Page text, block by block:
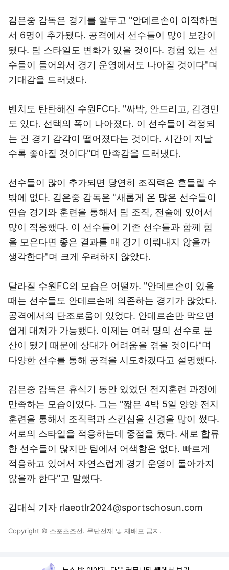
김은중 감독은 경기를 앞두고 "안데르손이 이적하면
서 6명이 추가됐다. 공격에서 선수들이 많이 보강이
됐다. 팀 스타일도 변화가 있을 것이다. 경험 있는 선
수들이 들어와서 경기 운영에서도 나아질 것이다"며
기대감을 드러냈다.
벤치도 탄탄해진 수원FC다. "싸박, 안드리고, 김경민
도 있다. 선택의 폭이 나아졌다. 이 선수들이 걱정되
는 건 경기 감각이 떨어졌다는 것이다. 시간이 지날
수록 좋아질 것이다"며 만족감을 드러냈다.
선수들이 많이 추가되면 당연히 조직력은 흔들릴 수
밖에 없다. 김은중 감독은 "새롭게 온 많은 선수들이
연습 경기와 훈련을 통해서 팀 조직, 전술에 있어서
많이 적응했다. 이 선수들이 기존 선수들과 함께 힘
을 모은다면 좋은 결과를 매 경기 이뤄내지 않을까
생각한다"며 크게 우려하지 않았다.
달라질 수원FC의 모습은 어떨까. "안데르손이 있을
때는 선수들도 안데르손에 의존하는 경기가 많았다.
공격에서의 단조로움이 있었다. 안데르손만 막으면
쉽게 대처가 가능했다. 이제는 여러 명의 선수로 분
산이 됐기 때문에 상대가 어려움을 겪을 것이다"며
다양한 선수를 통해 공격을 시도하겠다고 설명했다.
김은중 감독은 휴식기 동안 있었던 전지훈련 과정에
만족하는 모습이었다. 그는 "짧은 4박 5일 양양 전지
훈련을 통해서 조직력과 스킨십을 신경을 많이 썼다.
서로의 스타일을 적응하는데 중점을 뒀다. 새로 합류
한 선수들이 많지만 팀에서 어색함은 없다. 빠르게
적응하고 있어서 자연스럽게 경기 운영이 돌아가지
않을까 한다"고 말했다.
김대식 기자 rlaeotlr2024@sportschosun.com
Copyright © 스포츠조선. 무단전재 및 재배포 금지.